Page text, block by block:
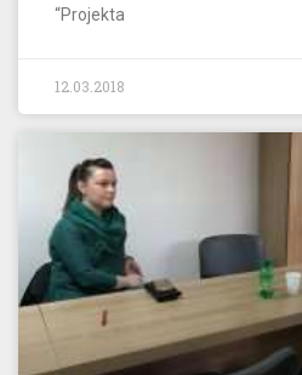
“Projekta
12.03.2018